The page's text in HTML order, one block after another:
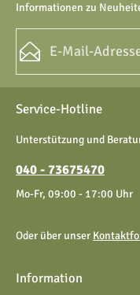
Informationen zu
Datenschutz
Ich habe die
genommen und die
Die mit einem Stern
Service-Hotline
Unterstützung und
040 - 73675470
Mo-Fr, 09:00 - 17:00 Uhr
Oder über unser
Information